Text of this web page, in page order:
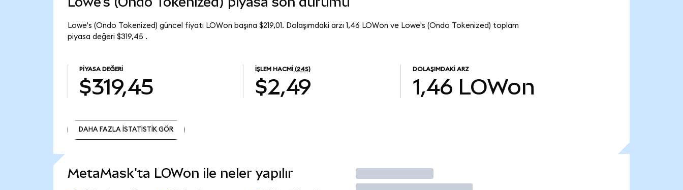
Lowe's (Ondo Tokenized) güncel fiyatı LOWon başına $219,01. Dolaşımdaki arzı 1,46 LOWon ve Lowe's (Ondo Tokenized) toplam
piyasa değeri $319,45 .
PIYASA DEĞERI
$319,45
İŞLEM HACMI (24S)
$2,49
DOLAŞIMDAKI ARZ
1,46 LOWon
DAHA FAZLA İSTATİSTİK GÖR
MetaMask'ta LOWon ile neler yapılır İşlem Yap